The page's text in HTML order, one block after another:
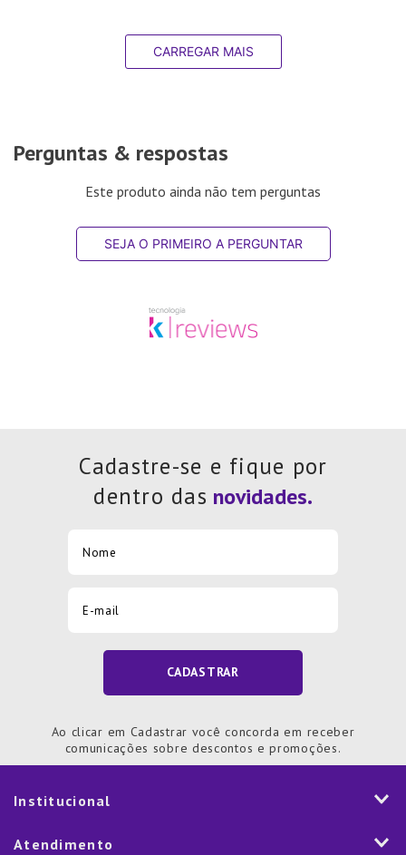
CARREGAR MAIS
Perguntas & respostas
Este produto ainda não tem perguntas
SEJA O PRIMEIRO A PERGUNTAR
Cadastre-se e fique por
dentro das
CADASTRAR
Ao clicar em Cadastrar você concorda em receber
comunicações sobre descontos e promoções.
Institucional
História
Atendimento